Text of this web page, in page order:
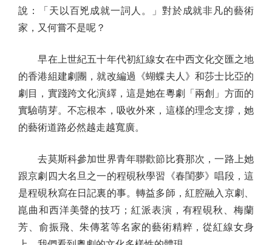
說：「天以百兇成就一詞人。」對於成就非凡的藝術
家，又何嘗不是呢？
早在上世紀五十年代初紅線女在中西文化交匯之地
的香港組建劇團，就改編過《蝴蝶夫人》和莎士比亞的
劇目，實踐跨文化演繹，這是她在粵劇「兩創」方面的
實驗萌芽。不忘根本，吸收外來，這樣的理念支撐，她
的藝術道路必然越走越寬廣。
去莫斯科參加世界青年聯歡節比賽那次，一路上她
跟京劇四大名旦之一的程硯秋學習《春閨夢》唱段，這
是程硯秋寫在日記裏的事。轉益多師，紅腔融入京劇、
崑曲和西洋美聲的技巧；紅派表演，有程硯秋、梅蘭
芳、俞振飛、朱傳茗等名家的藝術精粹，從紅線女身